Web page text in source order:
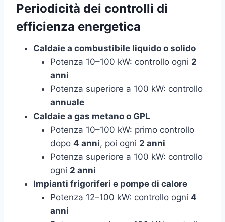
Periodicità dei controlli di
efficienza energetica
Caldaie a combustibile liquido o solido
Potenza 10–100 kW: controllo ogni 2
anni
Potenza superiore a 100 kW: controllo
annuale
Caldaie a gas metano o GPL
Potenza 10–100 kW: primo controllo
dopo 4 anni, poi ogni 2 anni
Potenza superiore a 100 kW: controllo
ogni 2 anni
Impianti frigoriferi e pompe di calore
Potenza 12–100 kW: controllo ogni 4
anni